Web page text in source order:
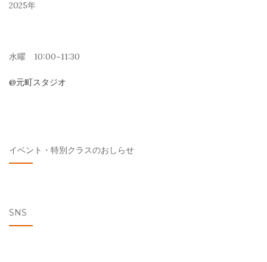
2025年
水曜 10:00~11:30
@元町スタジオ
イベント・特別クラスのおしらせ
SNS